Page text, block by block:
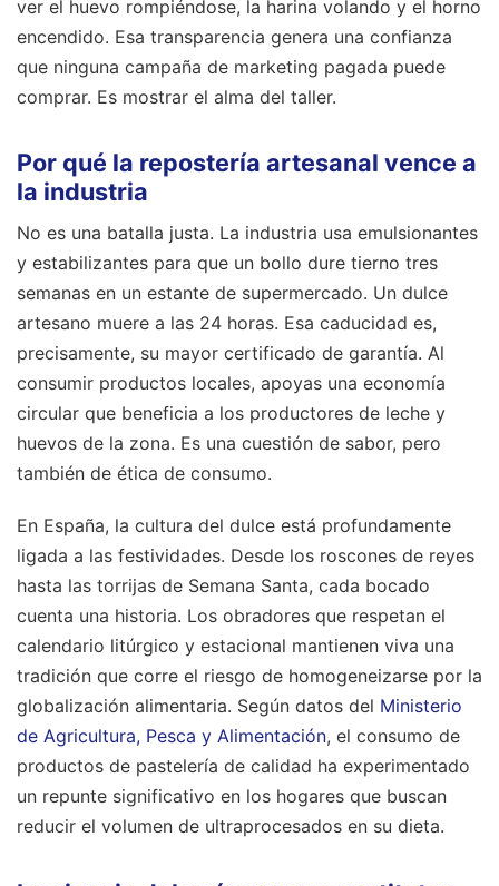
ver el huevo rompiéndose, la harina volando y el horno
encendido. Esa transparencia genera una confianza
que ninguna campaña de marketing pagada puede
comprar. Es mostrar el alma del taller.
Por qué la repostería artesanal vence a
la industria
No es una batalla justa. La industria usa emulsionantes
y estabilizantes para que un bollo dure tierno tres
semanas en un estante de supermercado. Un dulce
artesano muere a las 24 horas. Esa caducidad es,
precisamente, su mayor certificado de garantía. Al
consumir productos locales, apoyas una economía
circular que beneficia a los productores de leche y
huevos de la zona. Es una cuestión de sabor, pero
también de ética de consumo.
En España, la cultura del dulce está profundamente
ligada a las festividades. Desde los roscones de reyes
hasta las torrijas de Semana Santa, cada bocado
cuenta una historia. Los obradores que respetan el
calendario litúrgico y estacional mantienen viva una
tradición que corre el riesgo de homogeneizarse por la
globalización alimentaria. Según datos del Ministerio
de Agricultura, Pesca y Alimentación, el consumo de
productos de pastelería de calidad ha experimentado
un repunte significativo en los hogares que buscan
reducir el volumen de ultraprocesados en su dieta.